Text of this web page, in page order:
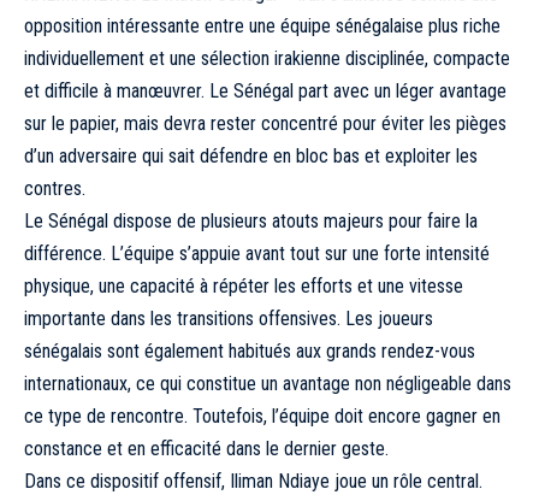
opposition intéressante entre une équipe sénégalaise plus riche
individuellement et une sélection irakienne disciplinée, compacte
et difficile à manœuvrer. Le Sénégal part avec un léger avantage
sur le papier, mais devra rester concentré pour éviter les pièges
d’un adversaire qui sait défendre en bloc bas et exploiter les
contres.
Le Sénégal dispose de plusieurs atouts majeurs pour faire la
différence. L’équipe s’appuie avant tout sur une forte intensité
physique, une capacité à répéter les efforts et une vitesse
importante dans les transitions offensives. Les joueurs
sénégalais sont également habitués aux grands rendez-vous
internationaux, ce qui constitue un avantage non négligeable dans
ce type de rencontre. Toutefois, l’équipe doit encore gagner en
constance et en efficacité dans le dernier geste.
Dans ce dispositif offensif, Iliman Ndiaye joue un rôle central.